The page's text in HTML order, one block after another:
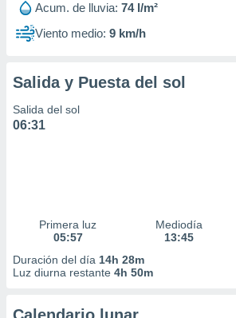
Acum. de lluvia: 74 l/m²
Viento medio: 9 km/h
Salida y Puesta del sol
Salida del sol
06:31
Primera luz
05:57
Mediodía
13:45
Duración del día 14h 28m
Luz diurna restante 4h 50m